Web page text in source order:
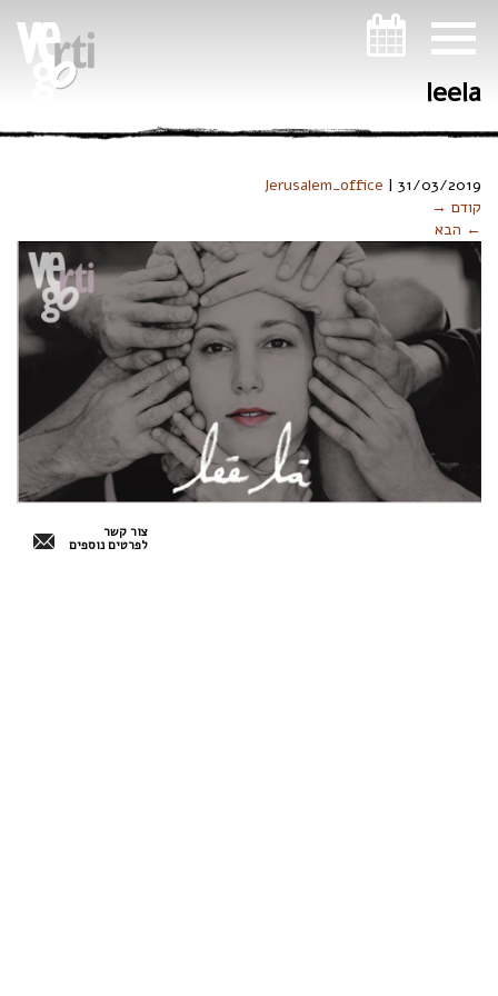
leela
Jerusalem_office | 31/03/2019
קודם →
← הבא
צור קשר
לפרטים נוספים